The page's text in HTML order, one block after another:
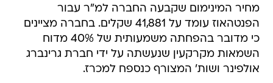
מחיר המינימום שקבעה החברה למ"ר עבור
הפנטהאוז עומד על 41,881 שקלים. בחברה מציינים
כי מדובר בהפחתה משמעותית של 40% מדוח
השמאות מקרקעין שנעשתה על ידי חברת גרינברג
אולפינר ושות' המצורף כנספח למכרז.